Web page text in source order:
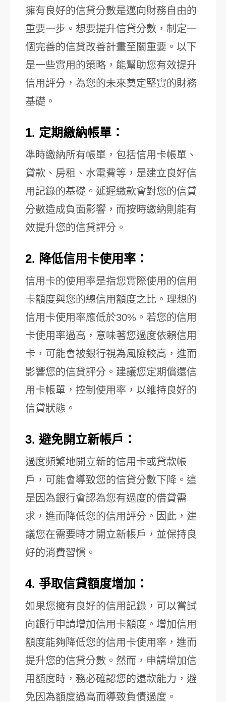
擁有良好的信貸分數是邁向財務自由的
重要一步。想要提升信貸分數，制定一
個完善的信貸改善計畫至關重要。以下
是一些實用的策略，能幫助您有效提升
信用評分，為您的未來奠定堅實的財務
基礎。
1. 定期繳納帳單：
準時繳納所有帳單，包括信用卡帳單、
貸款、房租、水電費等，是建立良好信
用記錄的基礎。延遲繳款會對您的信貸
分數造成負面影響，而按時繳納則能有
效提升您的信貸評分。
2. 降低信用卡使用率：
信用卡的使用率是指您實際使用的信用
卡額度與您的總信用額度之比。理想的
信用卡使用率應低於30%。若您的信用
卡使用率過高，意味著您過度依賴信用
卡，可能會被銀行視為風險較高，進而
影響您的信貸評分。建議您定期償還信
用卡帳單，控制使用率，以維持良好的
信貸狀態。
3. 避免開立新帳戶：
過度頻繁地開立新的信用卡或貸款帳
戶，可能會導致您的信貸分數下降。這
是因為銀行會認為您有過度的借貸需
求，進而降低您的信用評分。因此，建
議您在需要時才開立新帳戶，並保持良
好的消費習慣。
4. 爭取信貸額度增加：
如果您擁有良好的信用記錄，可以嘗試
向銀行申請增加信用卡額度。增加信用
額度能夠降低您的信用卡使用率，進而
提升您的信貸分數。然而，申請增加信
用額度時，務必確認您的還款能力，避
免因為額度過高而導致負債過度。